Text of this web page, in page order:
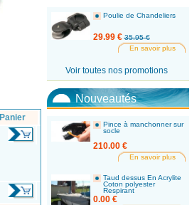
Panier
Poulie de Chandeliers
29.99 €35.95 €
En savoir plus
Voir toutes nos promotions
Nouveautés
Pince à manchonner sur
socle
210.00 €
En savoir plus
Taud dessus En Acrylite
Coton polyester
Respirant
0.00 €